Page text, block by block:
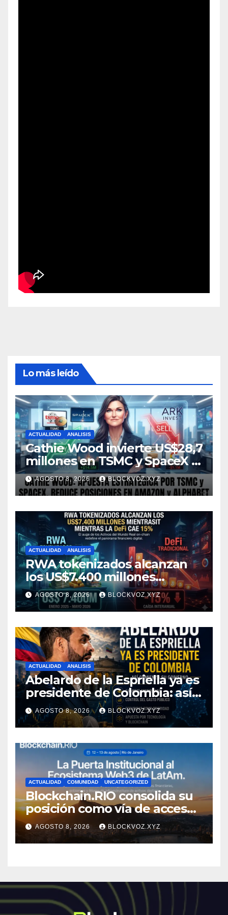
Lo más leído
ACTUALIDAD ANALISIS
Cathie Wood invierte US$28,7
millones en TSMC y SpaceX y
reduce posiciones en
Amazon y Alphabet
AGOSTO 8, 2026 BLOCKVOZ.XYZ
ACTUALIDAD ANALISIS
RWA tokenizados alcanzan
los US$7.400 millones
mientras la DeFi cae 15%
AGOSTO 8, 2026 BLOCKVOZ.XYZ
ACTUALIDAD ANALISIS
Abelardo de la Espriella ya es
presidente de Colombia: así
comienza su gobierno y qué
puede cambiar para la
economía y el sector cripto
AGOSTO 8, 2026 BLOCKVOZ.XYZ
ACTUALIDAD COMUNIDAD UNCATEGORIZED
Blockchain.RIO consolida su
posición como vía de acceso
institucional a la
infraestructura financiera
digital de América Latina
AGOSTO 8, 2026 BLOCKVOZ.XYZ